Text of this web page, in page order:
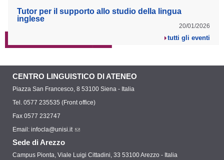
Tutor per il supporto allo studio della lingua
inglese
20/01/2026
tutti gli eventi
CENTRO LINGUISTICO DI ATENEO
Piazza San Francesco, 8 53100 Siena - Italia
Tel. 0577 235535 (Front office)
Fax 0577 232747
Email: infocla@unisi.it
Sede di Arezzo
Campus Pionta, Viale Luigi Cittadini, 33 53100 Arezzo - Italia